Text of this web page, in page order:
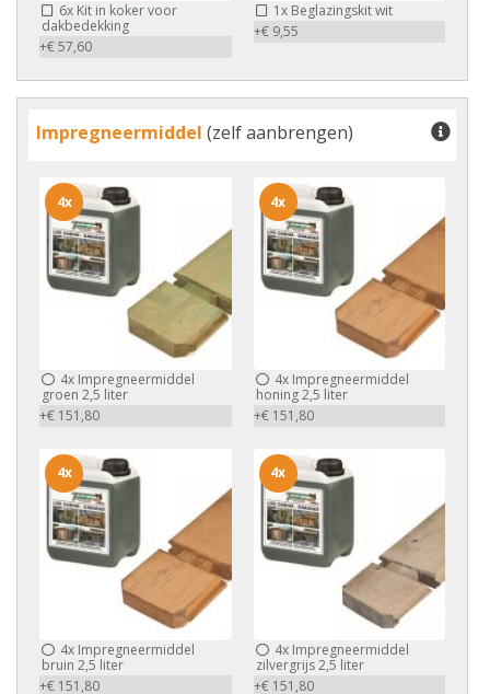
6x Kit in koker voor
dakbedekking
+€ 57,60
1xBeglazingskit wit
+€ 9,55
Impregneermiddel (zelf aanbrengen)
4x Impregneermiddel
groen 2,5 liter
+€ 151,80
4x
4xImpregneermiddel
honing 2,5 liter
+€ 151,80
4x
4x Impregneermiddel
bruin 2,5 liter
+€ 151,80
4x
4xImpregneermiddel
zilvergrijs 2,5 liter
+€ 151,80
4x